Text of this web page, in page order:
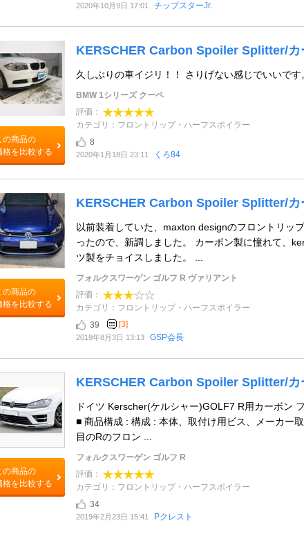
2020年10月9日 17:01 チップスターJr.
の商品の
格を比較する
KERSCHER Carbon Spoiler Splitter/カ
久しぶりの車イジリ！！ さりげない感じでいいです
BMW 1シリーズ クーペ
評価：
カテゴリ：フロントリップ・ハーフスポイラー
8
2020年1月18日 23:11 くろ84
の商品の
格を比較する
KERSCHER Carbon Spoiler Splitter/カ
以前装着していた、maxton designのフロントリッ
ったので、新調しました。 カーボン製に憧れて、
ツ製をチョイスしました。 ...
フォルクスワーゲン ゴルフ R ヴァリアント
評価：
カテゴリ：フロントリップ・ハーフスポイラー
39
[3]
2019年8月3日 13:13 GSP会長
の商品の
格を比較する
KERSCHER Carbon Spoiler Splitter/カ
ドイツ Kerscher(ケルシャー)GOLF7 R用カーボン
■ 商品構成 : 構成 : 本体、取付け用ビス、メーカー
目のRのフロン ...
フォルクスワーゲン ゴルフ R
評価：
カテゴリ：フロントリップ・ハーフスポイラー
34
2019年2月23日 15:41 Pクレスト